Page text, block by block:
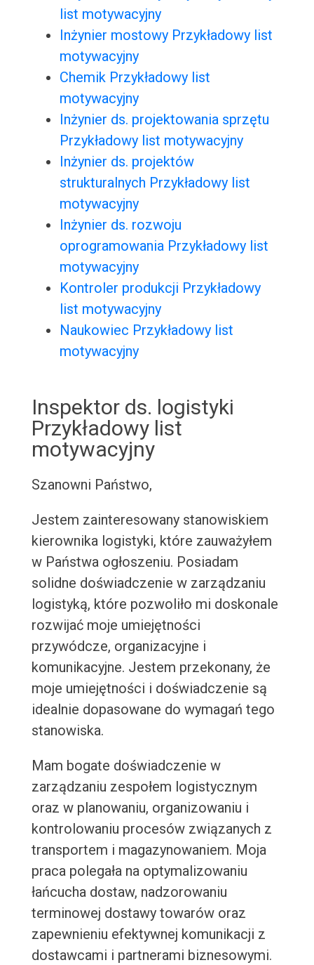
list motywacyjny
Inżynier mostowy Przykładowy list
motywacyjny
Chemik Przykładowy list
motywacyjny
Inżynier ds. projektowania sprzętu
Przykładowy list motywacyjny
Inżynier ds. projektów
strukturalnych Przykładowy list
motywacyjny
Inżynier ds. rozwoju
oprogramowania Przykładowy list
motywacyjny
Kontroler produkcji Przykładowy
list motywacyjny
Naukowiec Przykładowy list
motywacyjny
Inspektor ds. logistyki
Przykładowy list
motywacyjny
Szanowni Państwo,
Jestem zainteresowany stanowiskiem
kierownika logistyki, które zauważyłem
w Państwa ogłoszeniu. Posiadam
solidne doświadczenie w zarządzaniu
logistyką, które pozwoliło mi doskonale
rozwijać moje umiejętności
przywódcze, organizacyjne i
komunikacyjne. Jestem przekonany, że
moje umiejętności i doświadczenie są
idealnie dopasowane do wymagań tego
stanowiska.
Mam bogate doświadczenie w
zarządzaniu zespołem logistycznym
oraz w planowaniu, organizowaniu i
kontrolowaniu procesów związanych z
transportem i magazynowaniem. Moja
praca polegała na optymalizowaniu
łańcucha dostaw, nadzorowaniu
terminowej dostawy towarów oraz
zapewnieniu efektywnej komunikacji z
dostawcami i partnerami biznesowymi.